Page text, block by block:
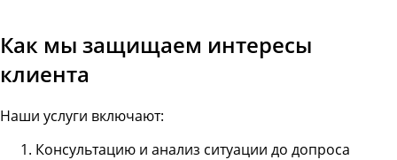
Как мы защищаем интересы
клиента
Наши услуги включают:
Консультацию и анализ ситуации до допроса